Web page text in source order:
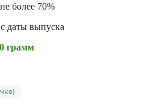
более 70%
даты выпуска
грамм